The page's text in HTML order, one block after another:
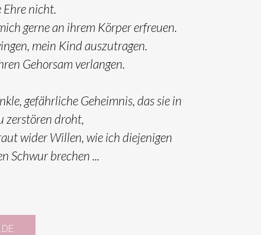
nicht.
gerne an ihrem Körper erfreuen.
mein Kind auszutragen.
Gehorsam verlangen.
gefährliche Geheimnis, das sie in
zerstören droht,
wider Willen, wie ich diejenigen
Schwur brechen ...